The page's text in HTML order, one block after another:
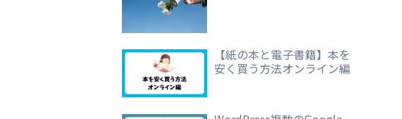
【紙の本と電子書籍】本を
安く買う方法オンライン編